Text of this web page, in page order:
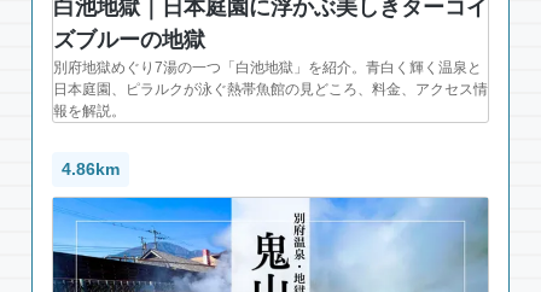
白池地獄｜日本庭園に浮かぶ美しきターコイ
ズブルーの地獄
別府地獄めぐり7湯の一つ「白池地獄」を紹介。青白く輝く温泉と
日本庭園、ピラルクが泳ぐ熱帯魚館の見どころ、料金、アクセス情
報を解説。
4.86km